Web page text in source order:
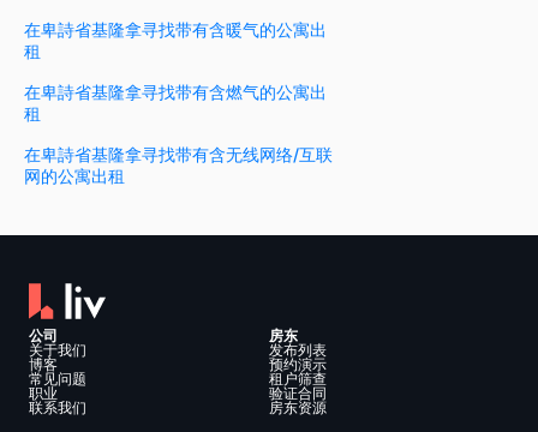
在卑詩省基隆拿寻找带有含暖气的公寓出
租
在卑詩省基隆拿寻找带有含燃气的公寓出
租
在卑詩省基隆拿寻找带有含无线网络/互联
网的公寓出租
公司
关于我们
博客
常见问题
职业
联系我们
房东
发布列表
预约演示
租户筛查
验证合同
房东资源